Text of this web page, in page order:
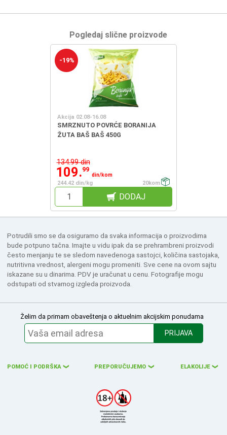
Pogledaj slične proizvode
-19%
Akcija 02.08-16.08
SMRZNUTO POVRĆE BORANIJA
ŽUTA BAŠ BAŠ 450G
134.99 din
109.99
din/kom
244.42 din/kg
20kom
DODAJ
Potrudili smo se da osiguramo da svaka informacija o proizvodima
bude potpuno tačna. Imajte u vidu ipak da se prehrambreni proizvodi
često menjanju te se sledom navedenoga sastojci, količina sastojaka,
nutritivna vrednost, alergeni mogu promeniti. Sve cene na ovom sajtu
iskazane su u dinarima. PDV je uračunat u cenu. Fotografije mogu
odstupati od stvarnog izgleda proizvoda.
Želim da primam obaveštenja o aktuelnim akcijskim ponudama
PRIJAVA
POMOĆ I PODRŠKA ❮ PREPORUČUJEMO ❮ ELAKOLIJE ❮